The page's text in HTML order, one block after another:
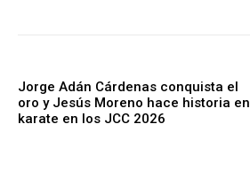
Jorge Adán Cárdenas conquista el
oro y Jesús Moreno hace historia en
karate en los JCC 2026